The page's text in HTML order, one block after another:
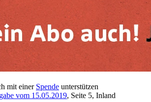
mit einer Spende unterstützen
vom 15.05.2019, Seite 5, Inland